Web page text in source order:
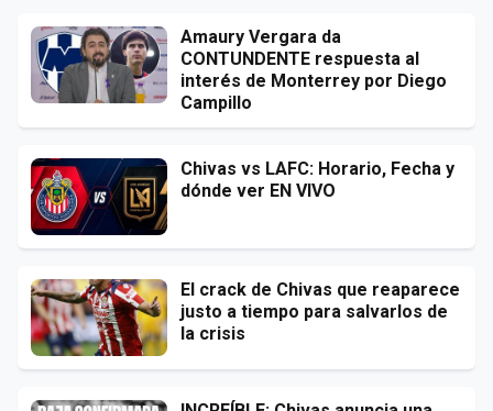
Amaury Vergara da
CONTUNDENTE respuesta al
interés de Monterrey por Diego
Campillo
Chivas vs LAFC: Horario, Fecha y
dónde ver EN VIVO
El crack de Chivas que reaparece
justo a tiempo para salvarlos de
la crisis